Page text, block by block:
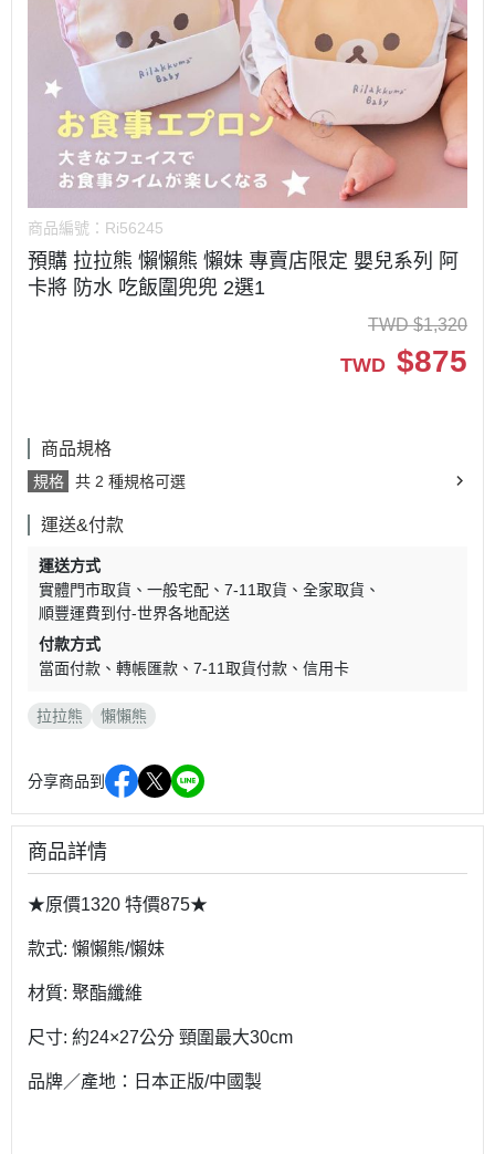
商品編號： Ri56245
預購 拉拉熊 懶懶熊 懶妹 專賣店限定 嬰兒系列 阿
卡將 防水 吃飯圍兜兜 2選1
TWD $1,320
TWD $875
商品規格
規格 共 2 種規格可選
運送&付款
運送方式
實體門市取貨
一般宅配 7-11取貨
全家取貨
順豐運費到付-世界各地配送
付款方式
當面付款
轉帳匯款 7-11取貨付款 信用卡
拉拉熊 懶懶熊
分享商品到
商品詳情
★原價1320 特價875★
款式: 懶懶熊/懶妹
材質: 聚酯纖維
尺寸: 約24×27公分 頸圍最大30cm
品牌／產地：日本正版/中國製